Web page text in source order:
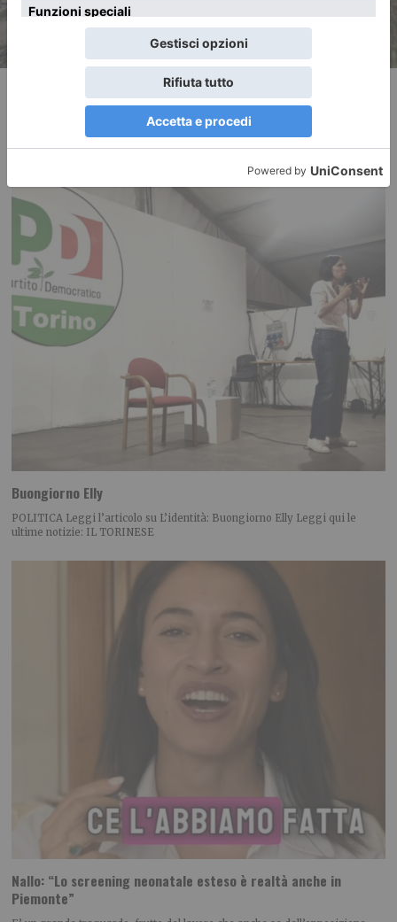
RECENTI:
Buongiorno Elly
POLITICA Leggi l’articolo su L’identità: Buongiorno Elly Leggi qui le
ultime notizie: IL TORINESE
Nallo: “Lo screening neonatale esteso è realtà anche in
Piemonte”